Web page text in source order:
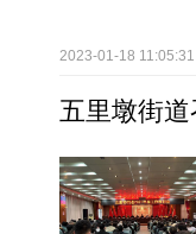
2023-01-18 11:05:31
五里墩街道